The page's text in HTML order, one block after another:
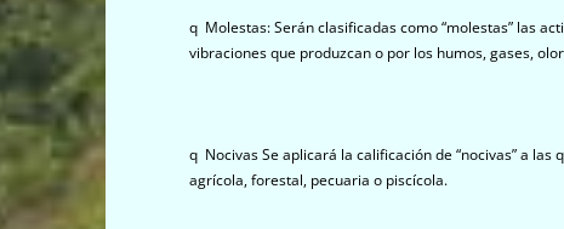
q Molestas: Serán clasificadas como “molestas” las
vibraciones que produzcan o por los humos, gases,
q Nocivas Se aplicará la calificación de “nocivas” a
agrícola, forestal, pecuaria o piscícola.